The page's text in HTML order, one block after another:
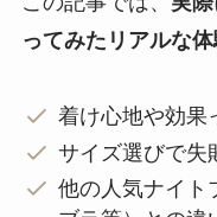
ってみたリアルな
着け心地や効果
サイズ選びで失
他の人気ナイト